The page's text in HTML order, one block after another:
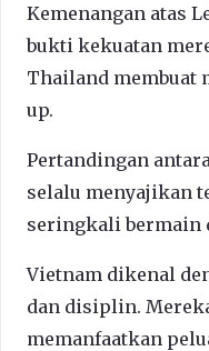
Kemenangan atas
bukti kekuatan
Thailand membuat
up.
Pertandingan
selalu menyajikan
seringkali bermain
Vietnam dikenal
dan disiplin.
memanfaatkan